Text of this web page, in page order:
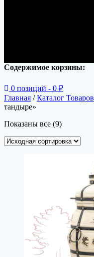
Содержимое корзины:
0 позиций - 0 ₽
Главная /Каталог Товаров
тандыре»
Показаны все (9)